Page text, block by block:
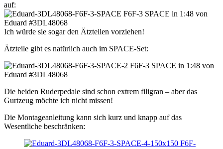
auf:
Ich würde sie sogar den Ätzteilen vorziehen!
Ätzteile gibt es natürlich auch im SPACE-Set:
Die beiden Ruderpedale sind schon extrem filigran – aber das
Gurtzeug möchte ich nicht missen!
Die Montageanleitung kann sich kurz und knapp auf das
Wesentliche beschränken: